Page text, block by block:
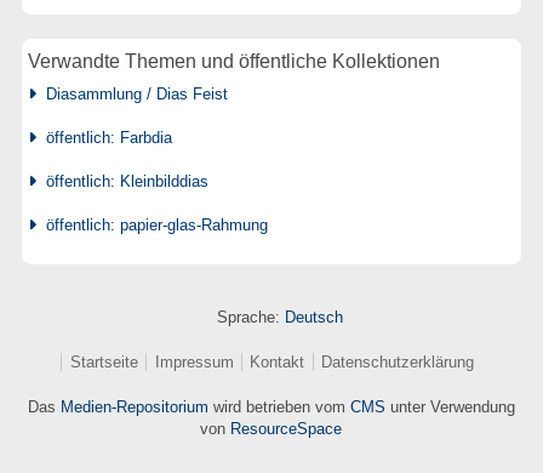
Verwandte Themen und öffentliche Kollektionen
Diasammlung / Dias Feist
öffentlich: Farbdia
öffentlich: Kleinbilddias
öffentlich: papier-glas-Rahmung
Sprache: Deutsch
Startseite Impressum Kontakt Datenschutzerklärung
Das Medien-Repositorium wird betrieben vom CMS unter Verwendung
von ResourceSpace